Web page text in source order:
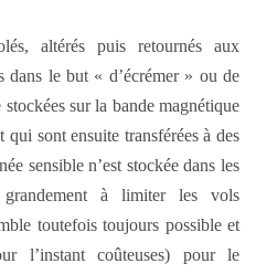
altérés puis retournés aux
dans le but « d’écrémer » ou de
sur la bande magnétique
sont ensuite transférées à des
sensible n’est stockée dans les
à limiter les vols
toutefois toujours possible et
l’instant coûteuses) pour le